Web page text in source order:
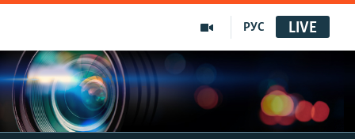
РУС LIVE